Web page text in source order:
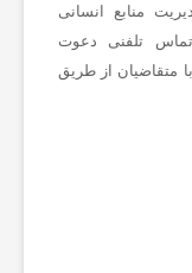
منابع انسانی
تلفنی دعوت
متقاضیان از طریق